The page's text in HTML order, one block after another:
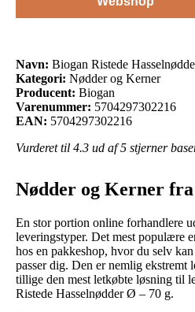
Navn: Biogan Ristede
Kategori: Nødder og Kerner
Producent: Biogan
Varenummer: 5704297302216
EAN: 5704297302216
Vurderet til 4.3 ud af 5 stjerner
Nødder og Kerner
En stor portion online forhandlere
leveringstyper. Det mest populære
hos en pakkeshop, hvor du selv
passer dig. Den er nemlig ekstremt
tillige den mest letkøbte løsning til
Ristede Hasselnødder Ø – 70 g.